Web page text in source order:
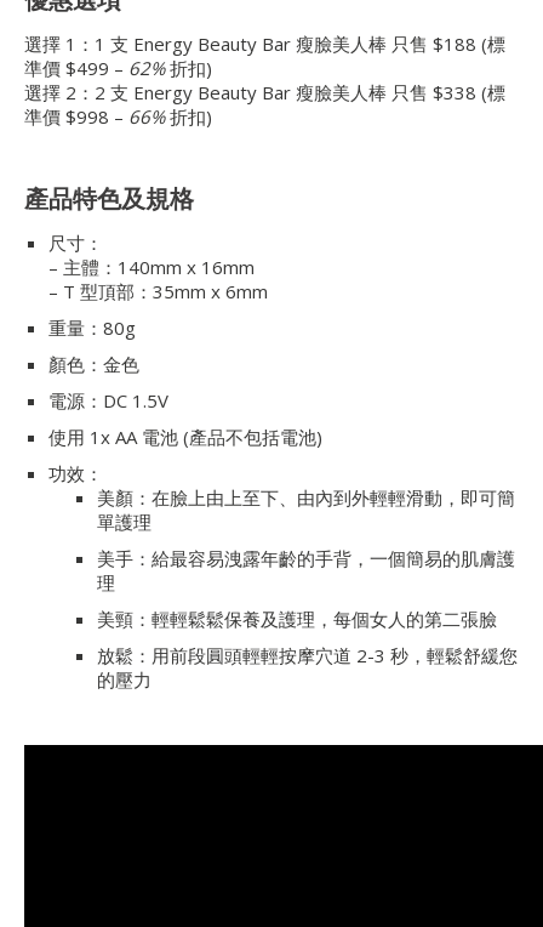
選擇 1：1 支 Energy Beauty Bar 瘦臉美人棒 只售 $188 (標
準價 $499 – 62%折扣)
選擇 2：2 支 Energy Beauty Bar 瘦臉美人棒 只售 $338 (標
準價 $998 – 66%折扣)
產品特色及規格
尺寸：
– 主體：140mm x 16mm
– T 型頂部：35mm x 6mm
重量：80g
顏色：金色
電源：DC 1.5V
使用 1x AA 電池 (產品不包括電池)
功效：
美顏：在臉上由上至下、由內到外輕輕滑動，即可簡
單護理
美手：給最容易洩露年齡的手背，一個簡易的肌膚護
理
美頸：輕輕鬆鬆保養及護理，每個女人的第二張臉
放鬆：用前段圓頭輕輕按摩穴道 2-3 秒，輕鬆舒緩您
的壓力